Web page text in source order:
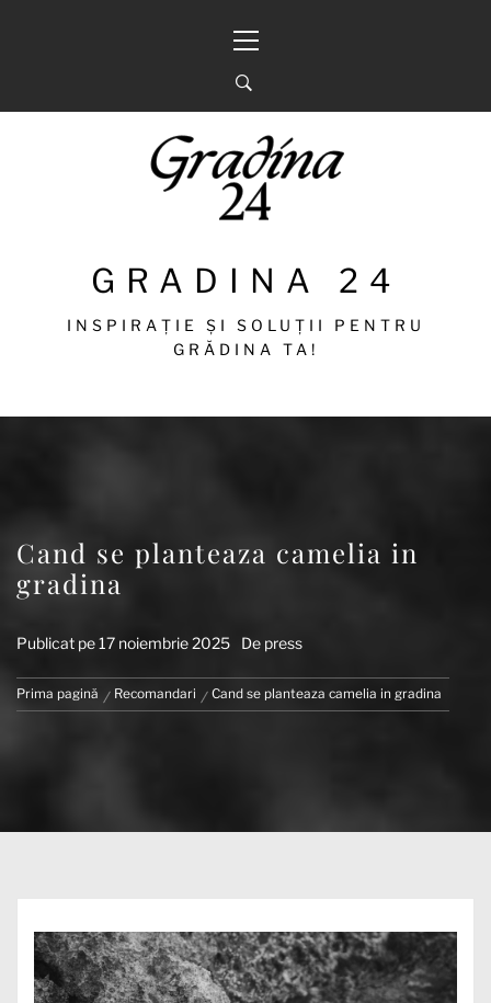
principal
GRADINA 24
INSPIRAȚIE ȘI SOLUȚII PENTRU
GRĂDINA TA!
Cand se planteaza camelia in
gradina
Publicat pe17 noiembrie 2025 De press
Prima pagină Recomandari Cand se planteaza camelia in gradina